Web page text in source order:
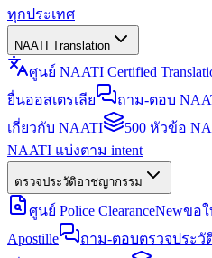
ทุกประเทศ
NAATI Translation
ศูนย์ NAATI Certified
ยื่นออสเตรเลีย
ถาม-ตอบ
เกี่ยวกับ NAATI
500 หัวข้อ
NAATI แบ่งตาม intent
ตรวจประวัติอาชญากรรม
ศูนย์ Police ClearanceNewขอ
Apostille
ถาม-ตอบตรวจประวั